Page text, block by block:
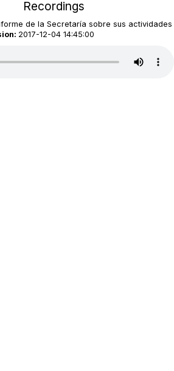
Recordings
de la Secretaría sobre sus actividades
2017-12-04 14:45:00